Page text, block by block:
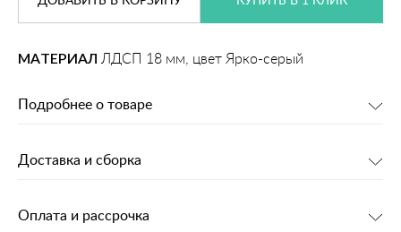
МАТЕРИАЛ ЛДСП 18 мм, цвет Ярко-серый
Подробнее о товаре
Доставка и сборка
Оплата и рассрочка